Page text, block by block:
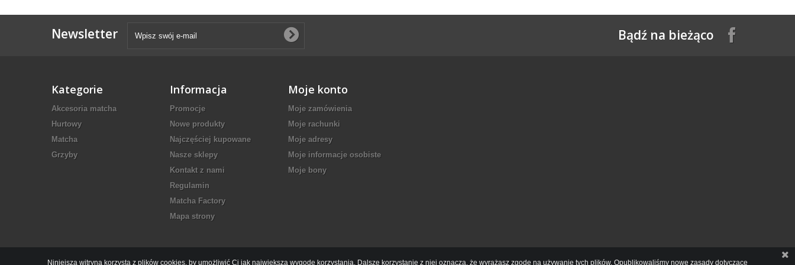
Newsletter Bądź na bieżąco
Kategorie
Akcesoria matcha
Hurtowy
Matcha
Grzyby
Informacja
Promocje
Nowe produkty
Najczęściej kupowane
Nasze sklepy
Kontakt z nami
Regulamin
Matcha Factory
Mapa strony
Moje konto
Moje zamówienia
Moje rachunki
Moje adresy
Moje informacje osobiste
Moje bony
Niniejsza witryna korzysta z plików cookies, by umożliwić Ci jak największą wygodę korzystania. Dalsze korzystanie z niej oznacza, że wyrażasz zgodę na używanie tych plików. Opublikowaliśmy nowe zasady dotyczące